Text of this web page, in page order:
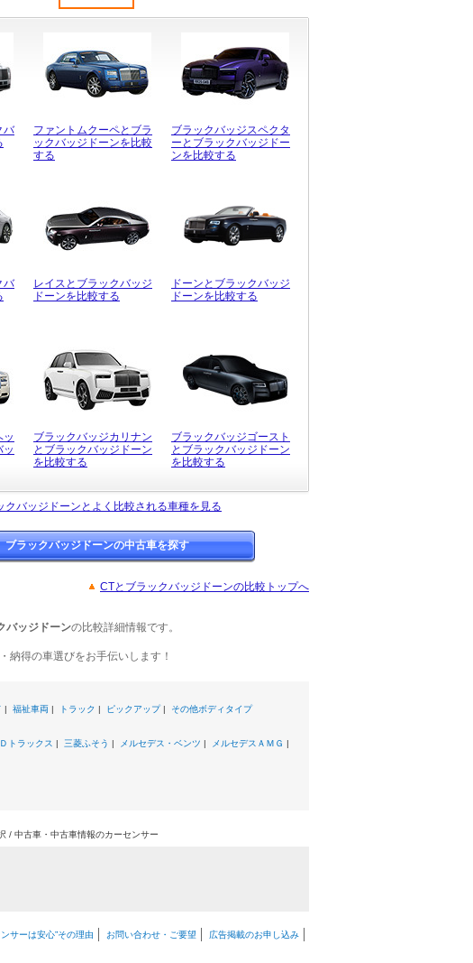
バ
ファントムクーペとブラ
ックバッジドーンを比較
する
ブラックバッジスペクタ
ーとブラックバッジドー
ンを比較する
バ
レイスとブラックバッジ
ドーンを比較する
ドーンとブラックバッジ
ドーンを比較する
ッ
ッ
ブラックバッジカリナン
とブラックバッジドーン
を比較する
ブラックバッジゴースト
とブラックバッジドーン
を比較する
クバッジドーンとよく比較される車種を見る
ブラックバッジドーンの中古車を探す
CTとブラックバッジドーンの比較トップへ
バッジドーンの比較詳細情報です。
納得の車選びをお手伝いします！
| 福祉車両 | トラック | ピックアップ| その他ボディタイプ
トラックス | 三菱ふそう | メルセデス・ベンツ | メルセデスＡＭＧ |
/ 中古車・中古車情報のカーセンサー
サーは安心”その理由 お問い合わせ・ご要望 広告掲載のお申し込み